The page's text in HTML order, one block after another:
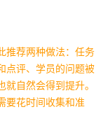
推荐两种做法：任务
点评、学员的问题被
自然会得到提升。
要花时间收集和准